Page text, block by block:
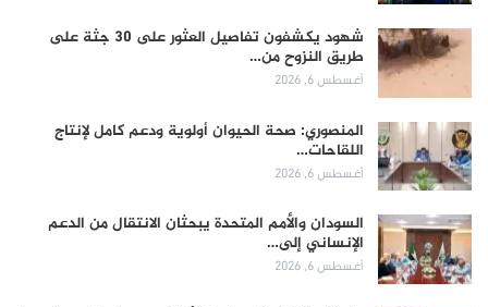
شهود يكشفون تفاصيل العثور على 30 جثة على
طريق النزوح من…
أغسطس 6, 2026
المنصوري: صحة الحيوان أولوية ودعم كامل لإنتاج
اللقاحات…
أغسطس 6, 2026
السودان والأمم المتحدة يبحثان الانتقال من الدعم
الإنساني إلى…
أغسطس 6, 2026